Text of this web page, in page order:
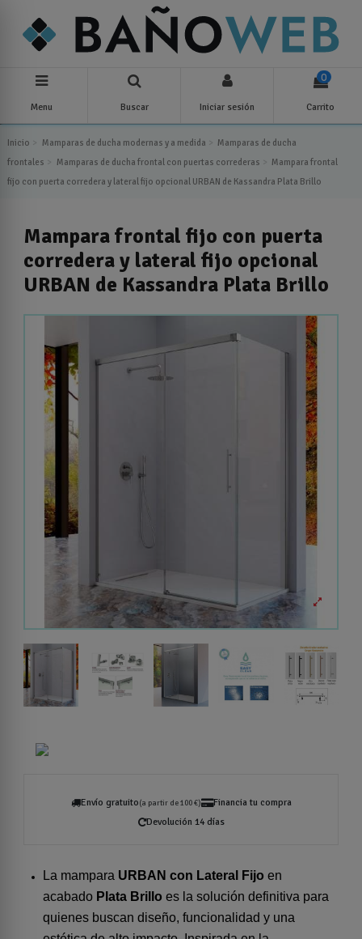
Menu Buscar Iniciar sesión
0
Carrito
Inicio Mamparas de ducha modernas y a medida
Mamparas de ducha
frontales
Mamparas de ducha frontal con puertas correderas
Mampara frontal
fijo con puerta corredera y lateral fijo opcional URBAN de Kassandra Plata Brillo
Mampara frontal fijo con puerta
corredera y lateral fijo opcional
URBAN de Kassandra Plata Brillo
Envío gratuito(a partir de 100 €)
Financia tu compra
Devolución 14 días
La mampara URBAN con Lateral Fijo en
acabado Plata Brillo es la solución definitiva para
quienes buscan diseño, funcionalidad y una